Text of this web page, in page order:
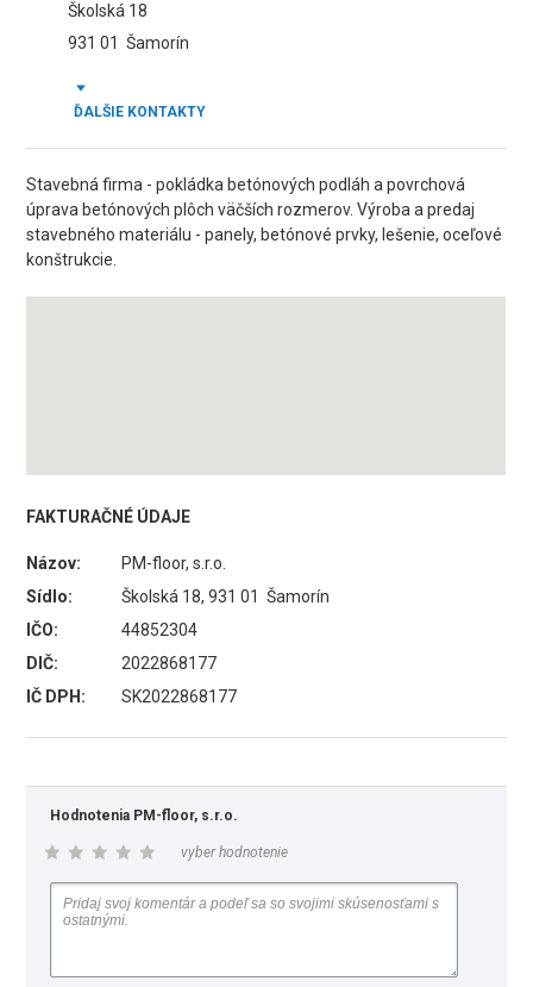
Školská 18
931 01 Šamorín
ĎALŠIE KONTAKTY
Stavebná firma - pokládka betónových podláh a povrchová
úprava betónových plôch väčších rozmerov. Výroba a predaj
stavebného materiálu - panely, betónové prvky, lešenie, oceľové
konštrukcie.
FAKTURAČNÉ ÚDAJE
Názov:
PM-floor, s.r.o.
Sídlo:
Školská 18, 931 01 Šamorín
IČO:
44852304
DIČ:
2022868177
IČ DPH:
SK2022868177
Hodnotenia PM-floor, s.r.o.
vyber hodnotenie